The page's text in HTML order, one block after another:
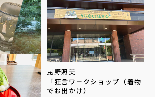
昆野照美
「狂言ワークショップ（着物
でお出かけ）